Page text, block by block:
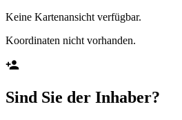
Keine Kartenansicht verfügbar.
Koordinaten nicht vorhanden.
Sind Sie der Inhaber?